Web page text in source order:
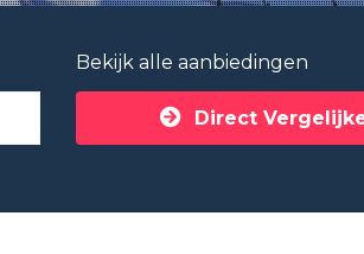
Bekijk alle aanbiedingen
Direct